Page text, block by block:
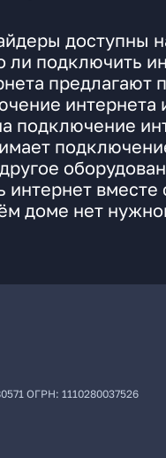
доступны
ли подключить
интернета
подключение
доме нет
ОГРН: 1110280037526